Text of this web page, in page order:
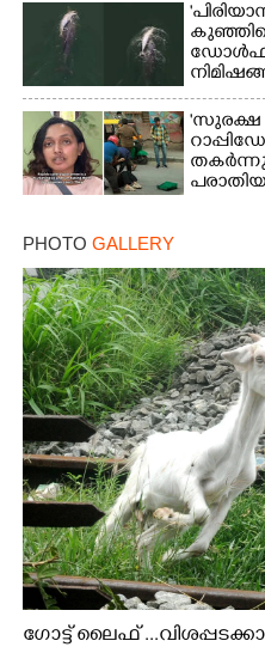
'സുരക്ഷ
തകർന്നു,
PHOTO GALLERY
ഗോട്ട് ലൈഫ്